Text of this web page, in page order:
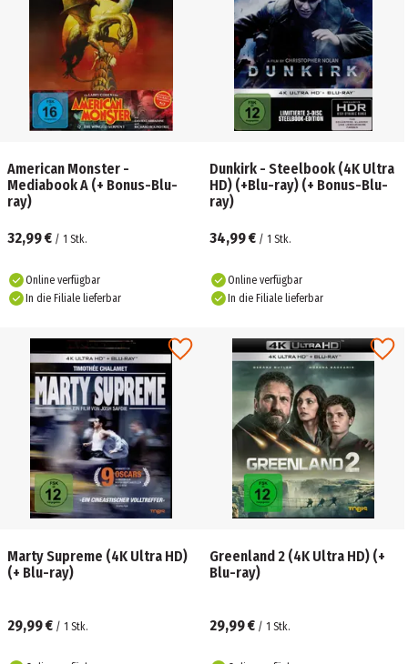
American Monster -
Mediabook A (+ Bonus-Blu-
ray)
32,99 € / 1 Stk.
Online verfügbar
In die Filiale lieferbar
Dunkirk - Steelbook (4K Ultra
HD) (+Blu-ray) (+ Bonus-Blu-
ray)
34,99 € / 1 Stk.
Online verfügbar
In die Filiale lieferbar
Marty Supreme (4K Ultra HD)
(+ Blu-ray)
29,99 € / 1 Stk.
Greenland 2 (4K Ultra HD) (+
Blu-ray)
29,99 € / 1 Stk.